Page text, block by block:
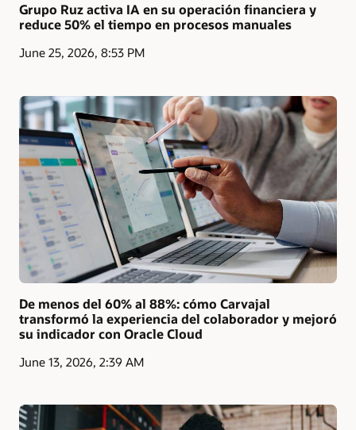
Grupo Ruz activa IA en su operación financiera y
reduce 50% el tiempo en procesos manuales
June 25, 2026, 8:53 PM
De menos del 60% al 88%: cómo Carvajal
transformó la experiencia del colaborador y mejoró
su indicador con Oracle Cloud
June 13, 2026, 2:39 AM